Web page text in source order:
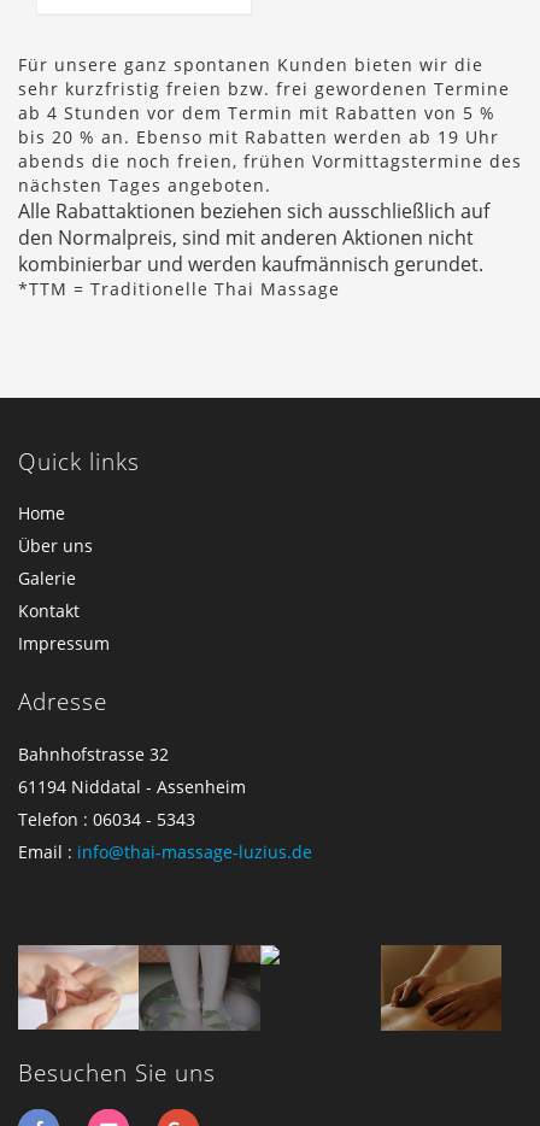
Für unsere ganz spontanen Kunden bieten wir die
sehr kurzfristig freien bzw. frei gewordenen Termine
ab 4 Stunden vor dem Termin mit Rabatten von 5 %
bis 20 % an. Ebenso mit Rabatten werden ab 19 Uhr
abends die noch freien, frühen Vormittagstermine des
nächsten Tages angeboten.
Alle Rabattaktionen beziehen sich ausschließlich auf
den Normalpreis, sind mit anderen Aktionen nicht
kombinierbar und werden kaufmännisch gerundet.
*TTM = Traditionelle Thai Massage
Quick links
Home
Über uns
Galerie
Kontakt
Impressum
Adresse
Bahnhofstrasse 32
61194 Niddatal - Assenheim
Telefon : 06034 - 5343
Email : info@thai-massage-luzius.de
Besuchen Sie uns